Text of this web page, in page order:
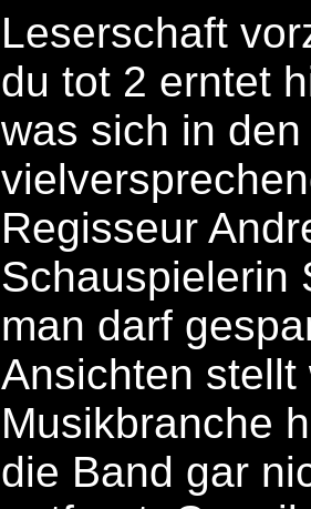
Leserschaft
du tot 2 erntet
was sich in
Regisseur
Schauspielerin
man darf
Ansichten
Musikbranche
die Band gar